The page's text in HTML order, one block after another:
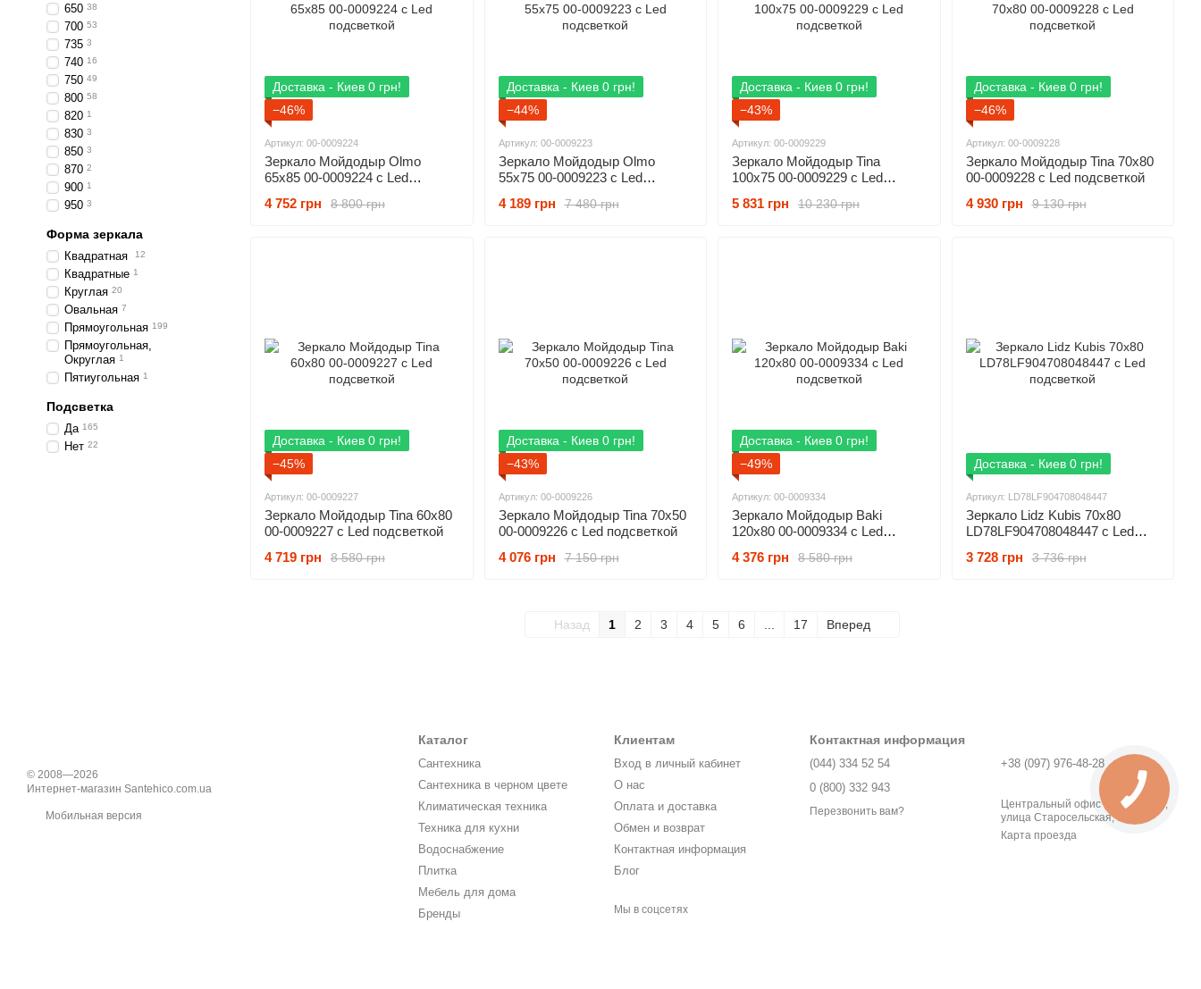
Доставка - Киев 0 грн!
−46%
Артикул: 00-0009224
Зеркало Мойдодыр Olmo
65х85 00-0009224 с Led
8 800 грн
4 752 грн
Доставка - Киев 0 грн!
−44%
Артикул: 00-0009223
Зеркало Мойдодыр Olmo
55х75 00-0009223 с Led
7 480 грн
4 189 грн
Доставка - Киев 0 грн!
−43%
Артикул: 00-0009229
Зеркало Мойдодыр Tina
100х75 00-0009229 с Led
10 230 грн
5 831 грн
Доставка - Киев 0 грн!
−46%
Артикул: 00-0009228
Зеркало Мойдодыр Tina 70х80
00-0009228 с Led подсветкой
9 130 грн
4 930 грн
Доставка - Киев 0 грн!
−45%
Артикул: 00-0009227
Зеркало Мойдодыр Tina 60х80
00-0009227 с Led подсветкой
8 580 грн
4 719 грн
Доставка - Киев 0 грн!
−43%
Артикул: 00-0009226
Зеркало Мойдодыр Tina 70х50
00-0009226 с Led подсветкой
7 150 грн
4 076 грн
Доставка - Киев 0 грн!
−49%
Артикул: 00-0009334
Зеркало Мойдодыр Baki
120х80 00-0009334 с Led
8 580 грн
4 376 грн
Доставка - Киев 0 грн!
Артикул: LD78LF904708048447
Зеркало Lidz Kubis 70х80
LD78LF904708048447 с Led
3 736 грн
3 728 грн
Назад 1 2 3 4 5 6 17 Вперед
650 38
700 53
735 3
740 16
750 49
800 58
820 1
830 3
850 3
870 2
900 1
950 3
Форма зеркала
Квадратная 12
Квадратные 1
Круглая 20
Овальная 7
Прямоугольная 199
Прямоугольная,
Округлая 1
Пятиугольная 1
Подсветка
Да 165
Нет 22
© 2008—2026
Интернет-магазин Santehico.com.ua
Мобильная версия
Каталог
Сантехника
Сантехника в черном цвете
Климатическая техника
Техника для кухни
Водоснабжение
Плитка
Мебель для дома
Бренды
Клиентам
Вход в личный кабинет
О нас
Оплата и доставка
Обмен и возврат
Контактная информация
Блог
Мы в соцсетях
Контактная информация
(044) 334 52 54
0 (800) 332 943
Перезвонить вам?
+38 (097) 976-48-28
Центральный офис - город Киев,
улица Старосельская, 1У
Карта проезда